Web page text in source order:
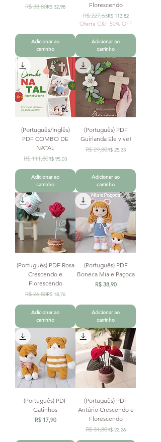
Preço normal
R$ 38,80Preço promocional
R$ 32,98
Adicionar ao
carrinho
Florescendo
Preço normal
R$ 227,63Preço promocional
R$ 113,82
Oferta C&F 50% OFF
Adicionar ao
carrinho
(Português/Inglês)
PDF COMBO DE
NATAL
Preço normal
R$ 111,80Preço promocional
R$ 95,03
Adicionar ao
carrinho
(Português) PDF
Guirlanda Ele vive!
Preço normal
R$ 29,80Preço promocional
R$ 25,33
Adicionar ao
carrinho
(Português) PDF Rosa
Crescendo e
Florescendo
Preço normal
R$ 26,80Preço promocional
R$ 18,76
Adicionar ao
carrinho
(Português) PDF
Boneca Mia e Paçoca
Preço
R$ 38,90
Adicionar ao
carrinho
(Português) PDF
Gatinhos
Preço
R$ 17,90
(Português) PDF
Antúrio Crescendo e
Florescendo
Preço normal
R$ 31,80Preço promocional
R$ 22,26